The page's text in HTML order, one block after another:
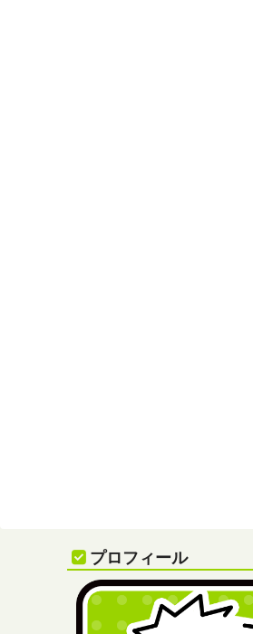
プロフィール